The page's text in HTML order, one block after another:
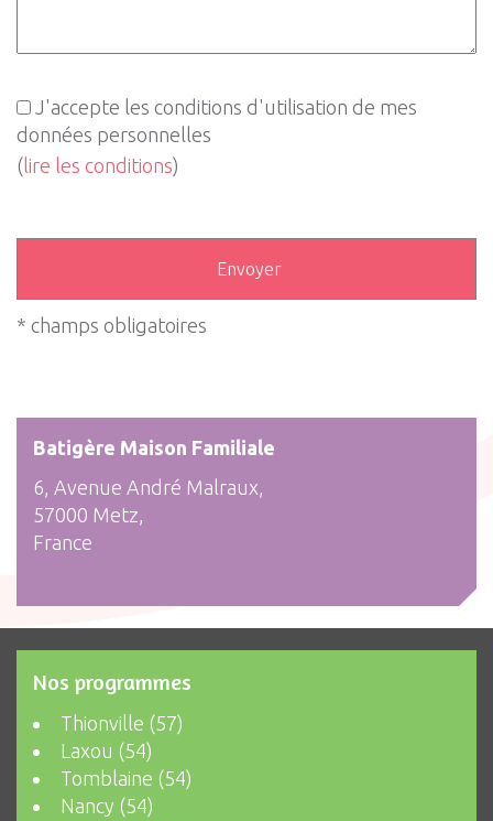
J'accepte les conditions d'utilisation de mes
données personnelles
(lire les conditions)
* champs obligatoires
Batigère Maison Familiale
6, Avenue André Malraux,
57000 Metz,
France
Nos programmes
Thionville (57)
Laxou (54)
Tomblaine (54)
Nancy (54)